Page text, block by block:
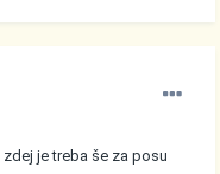
zdej je treba še za posu